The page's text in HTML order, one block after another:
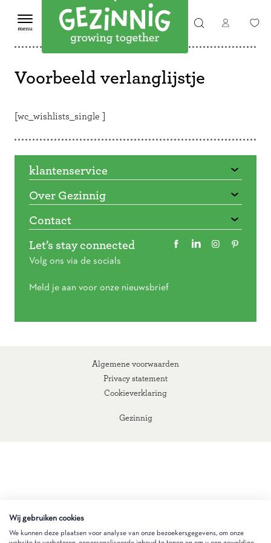
Voorbeeld verlanglijstje
[wc_wishlists_single ]
klantenservice
Over Gezinnig
Contact
Let’s stay connected
Volg ons via de socials
Meld je aan voor onze nieuwsbrief
Gezinnig
Algemene voorwaarden
Privacy statement
Cookieverklaring
Wij gebruiken cookies
We kunnen deze plaatsen voor analyse van onze bezoekersgegevens, om onze